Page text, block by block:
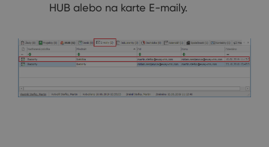
HUB alebo na karte E-maily.